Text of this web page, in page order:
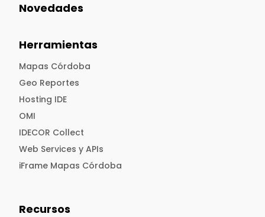
Novedades
Herramientas
Mapas Córdoba
Geo Reportes
Hosting IDE
OMI
IDECOR Collect
Web Services y APIs
iFrame Mapas Córdoba
Recursos